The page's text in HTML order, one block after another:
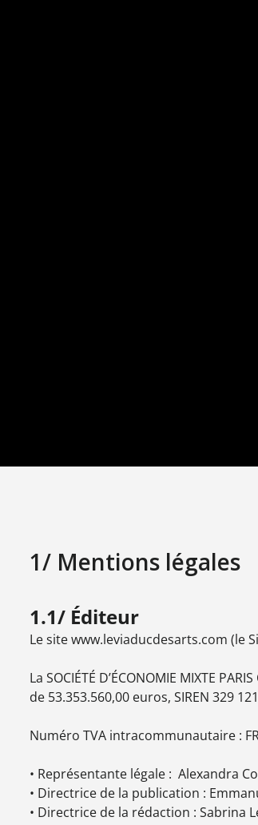
1/ Mentions légales
1.1/ Éditeur
Le site www.leviaducdesarts.com (le
La SOCIÉTÉ D’ÉCONOMIE MIXTE
de 53.353.560,00 euros, SIREN 329
Numéro TVA intracommunautaire :
• Représentante légale : Alexandra
• Directrice de la publication :
• Directrice de la rédaction : Sabrina